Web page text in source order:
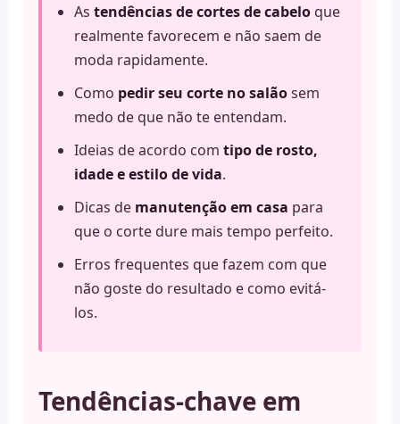
Astendências de cortes de cabelo que
realmente favorecem e não saem de
moda rapidamente.
Como pedir seu corte no salãosem
medo de que não te entendam.
Ideias de acordo comtipo de rosto,
idade e estilo de vida.
Dicas de manutenção em casa para
que o corte dure mais tempo perfeito.
Erros frequentes que fazem com que
não goste do resultado e como evitá-
los.
Tendências-chave em